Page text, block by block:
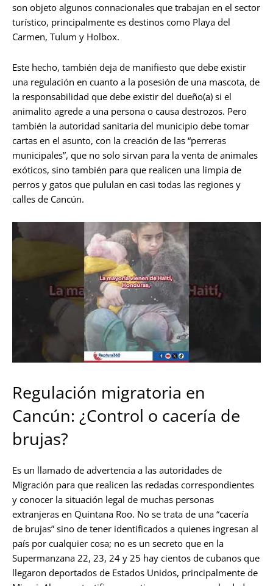
son objeto algunos connacionales que trabajan en el sector
turístico, principalmente es destinos como Playa del
Carmen, Tulum y Holbox.
Este hecho, también deja de manifiesto que debe existir
una regulación en cuanto a la posesión de una mascota, de
la responsabilidad que debe existir del dueño(a) si el
animalito agrede a una persona o causa destrozos. Pero
también la autoridad sanitaria del municipio debe tomar
cartas en el asunto, con la creación de las “perreras
municipales”, que no solo sirvan para la venta de animales
exóticos, sino también para que realicen una limpia de
perros y gatos que pululan en casi todas las regiones y
calles de Cancún.
Regulación migratoria en
Cancún: ¿Control o cacería de
brujas?
Es un llamado de advertencia a las autoridades de
Migración para que realicen las redadas correspondientes
y conocer la situación legal de muchas personas
extranjeras en Quintana Roo. No se trata de una “cacería
de brujas” sino de tener identificados a quienes ingresan al
país por cualquier cosa; no es un secreto que en la
Supermanzana 22, 23, 24 y 25 hay cientos de cubanos que
llegaron deportados de Estados Unidos, principalmente de